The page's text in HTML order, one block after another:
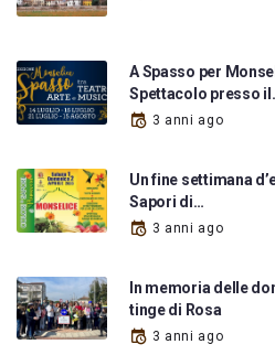
A Spasso per
Spettacolo presso
3 anni ago
Un fine settimana
Sapori di…
3 anni ago
In memoria delle
tinge di Rosa
3 anni ago